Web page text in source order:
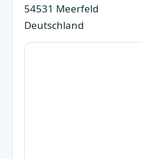
54531 Meerfeld
Deutschland